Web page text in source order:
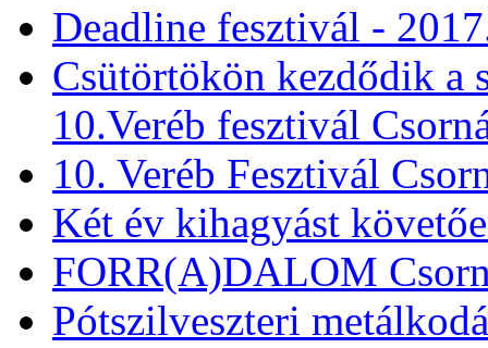
Deadline fesztivál -
Csütörtökön kezdődik a
10.Veréb fesztivál
10. Veréb Fesztivál
Két év kihagyást
FORR(A)DALOM
Pótszilveszteri